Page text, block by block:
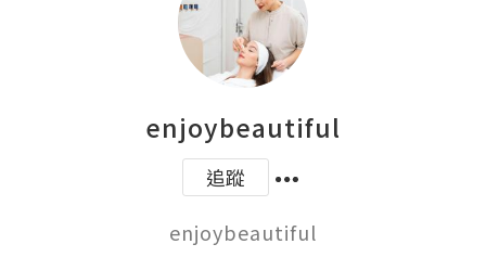
enjoybeautiful
追蹤
enjoybeautiful